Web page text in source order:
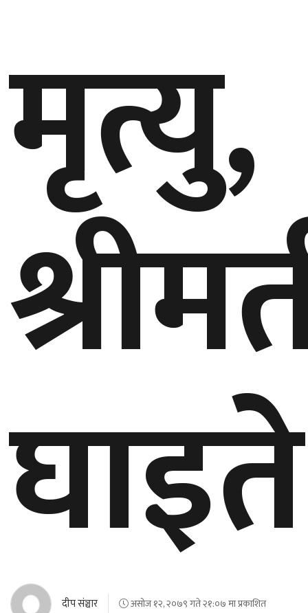
कला/
साहित्य
ग्लोबल
यूरोप
बेलायत
जापान
मृत्यु,
घाइते
दीप संञ्चार असोज १२, २०७९ गते २१:०७ मा प्रकाशित